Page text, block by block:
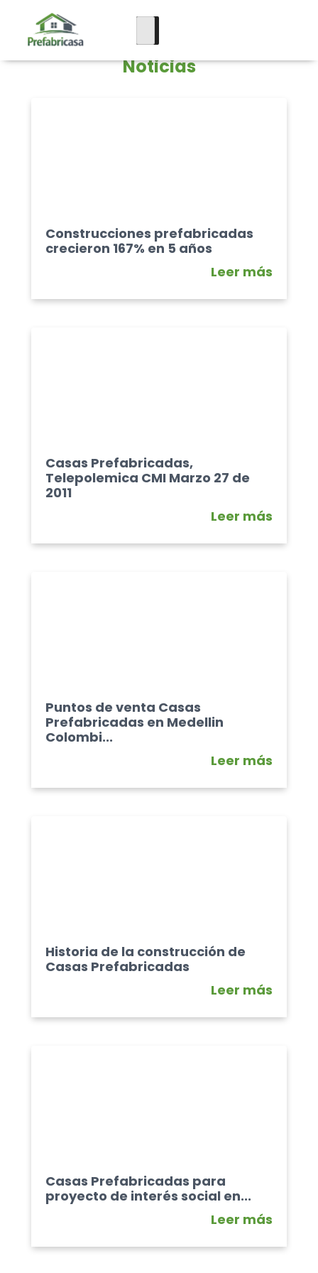
Noticias
Construcciones prefabricadas
crecieron 167% en 5 años
Leer más
Casas Prefabricadas,
Telepolemica CMI Marzo 27 de
2011
Leer más
Puntos de venta Casas
Prefabricadas en Medellin
Colombi...
Leer más
Historia de la construcción de
Casas Prefabricadas
Leer más
Casas Prefabricadas para
proyecto de interés social en...
Leer más